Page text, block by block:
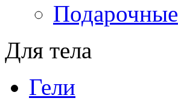
Подарочные
Для тела
Гели